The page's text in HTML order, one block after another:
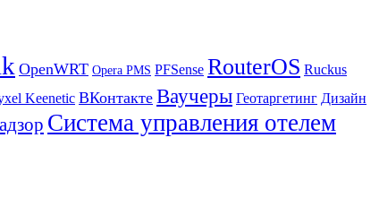
OpenWRT Opera PMS PFSense RouterOS Ruckus
Keenetic ВКонтакте Ваучеры Геотаргетинг Дизайн
Система управления отелем